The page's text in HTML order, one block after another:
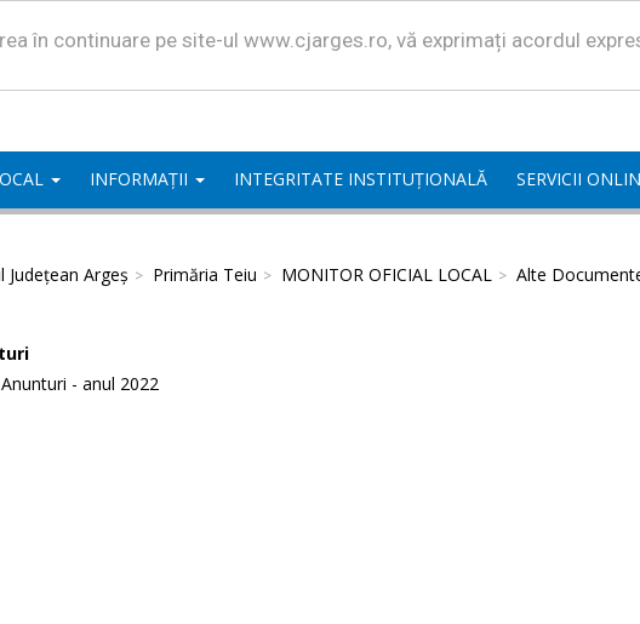
în continuare pe site-ul www.cjarges.ro, vă exprimați acordul
INFORMAȚII INTEGRITATE INSTITUȚIONALĂ SERVICII
Județean Argeș Primăria Teiu MONITOR OFICIAL LOCAL Alte
Anunturi - anul 2022